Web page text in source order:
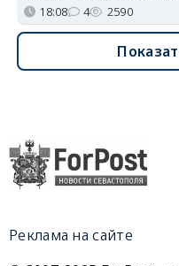
18:08 4 2590
Реклама на сайте